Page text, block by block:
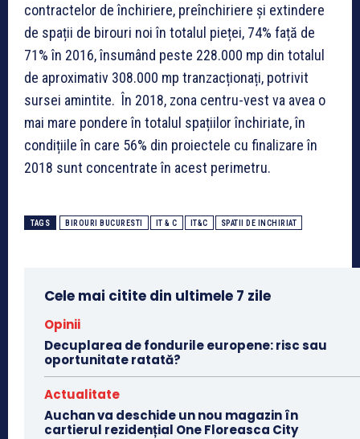
contractelor de închiriere, preînchiriere și extindere
de spații de birouri noi în totalul pieței, 74% față de
71% în 2016, însumând peste 228.000 mp din totalul
de aproximativ 308.000 mp tranzacționați, potrivit
sursei amintite. În 2018, zona centru-vest va avea o
mai mare pondere în totalul spațiilor închiriate, în
condițiile în care 56% din proiectele cu finalizare în
2018 sunt concentrate în acest perimetru.
TAGS BIROURI BUCURESTI IT & C IT&C SPATII DE INCHIRIAT
Cele mai citite din ultimele 7 zile
Opinii
Decuplarea de fondurile europene: risc sau
oportunitate ratată?
Actualitate
Auchan va deschide un nou magazin în
cartierul rezidențial One Floreasca City